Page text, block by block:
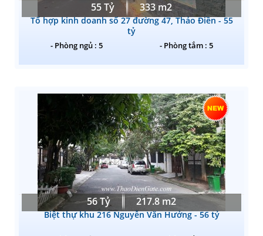
55 Tỷ 333 m2
Tổ hợp kinh doanh số 27 đường 47, Thảo Điền - 55
tỷ
- Phòng ngủ : 5 - Phòng tắm : 5
56 Tỷ 217.8 m2
Biệt thự khu 216 Nguyễn Văn Hưởng - 56 tỷ